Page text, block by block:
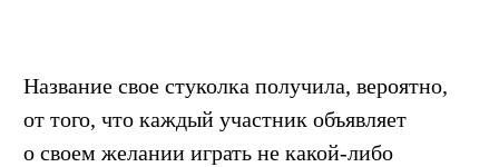
Название свое стуколка получила, вероятно,
от того, что каждый участник объявляет
о своем желании играть не какой-либо